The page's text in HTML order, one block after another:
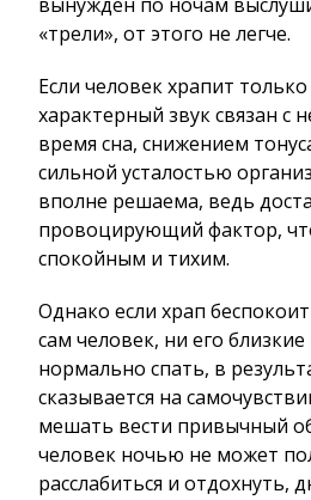
вынужден по ночам
«трели», от этого не легче.
Если человек храпит
характерный звук связан с
время сна, снижением
сильной усталостью
вполне решаема, ведь
провоцирующий фактор,
спокойным и тихим.
Однако если храп
сам человек, ни его близкие
нормально спать, в
сказывается на
мешать вести привычный
человек ночью не может
расслабиться и отдохнуть,